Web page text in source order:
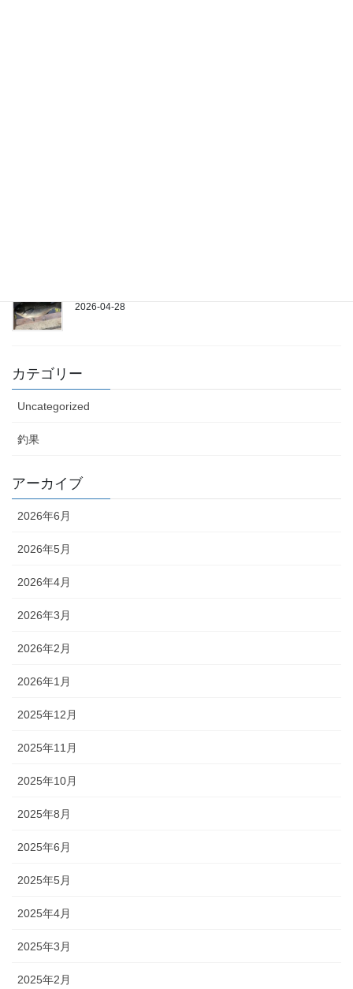
2026-04-28
カテゴリー
Uncategorized
釣果
アーカイブ
2026年6月
2026年5月
2026年4月
2026年3月
2026年2月
2026年1月
2025年12月
2025年11月
2025年10月
2025年8月
2025年6月
2025年5月
2025年4月
2025年3月
2025年2月